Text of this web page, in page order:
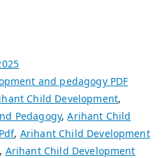
and pedagogy PDF
Child Development,
Pedagogy,Arihant Child
, Arihant Child Development
, Arihant Child Development